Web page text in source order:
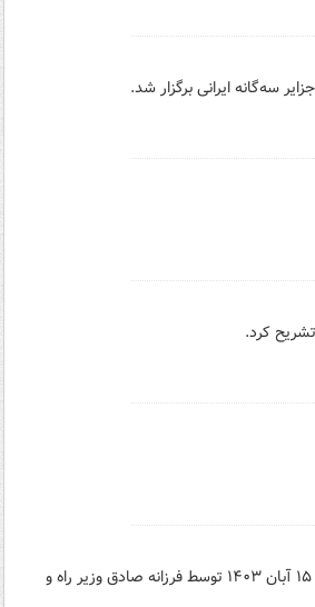
سه‌گانه ایرانی برگزار شد.
کرد.
عملیات کلنگ زنی احداث ۱۱۰ واحد مسکونی در جزیره ابوموسی امروز سه‌شنبه ۱۵ آبان ۱۴۰۳ توسط فرزانه صادق وزیر راه و